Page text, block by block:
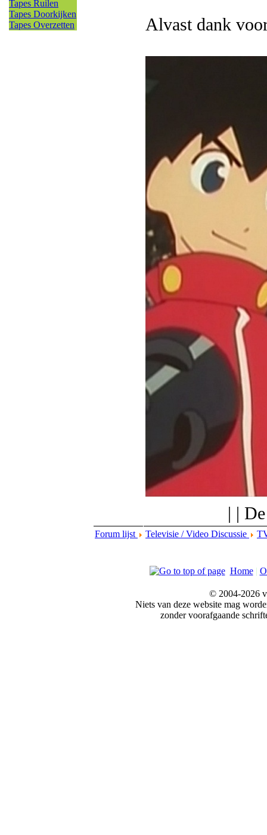
Tapes Ruilen
Tapes Doorkijken
Tapes Overzetten
Alvast dank
| |
Forum lijst Televisie / Video Discussie
Home|
© 2004-2026
Niets van deze website mag
zonder voorafgaande